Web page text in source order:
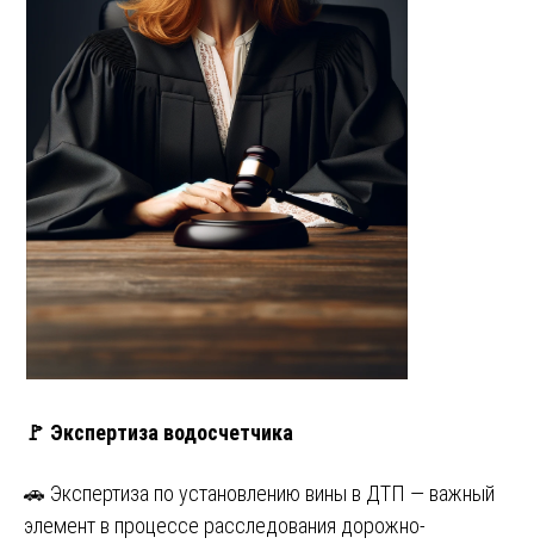
🚩 Экспертиза водосчетчика
🚗 Экспертиза по установлению вины в ДТП — важный
элемент в процессе расследования дорожно-